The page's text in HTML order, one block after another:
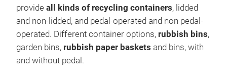
provide all kinds of recycling containers, lidded
and non-lidded, and pedal-operated and non pedal-
operated. Different container options, rubbish bins,
garden bins, rubbish paper baskets and bins, with
and without pedal.